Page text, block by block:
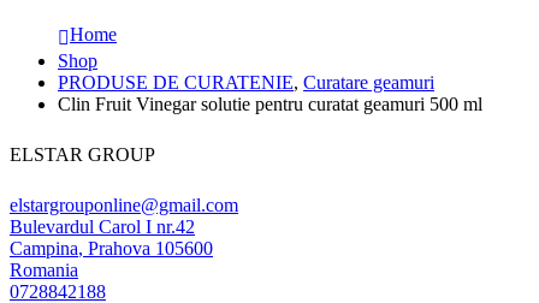
Home
Shop
PRODUSE DE CURATENIE, Curatare geamuri
Clin Fruit Vinegar solutie pentru curatat geamuri 500 ml
ELSTAR GROUP
elstargrouponline@gmail.com
Bulevardul Carol I nr.42
Campina, Prahova 105600
Romania
0728842188